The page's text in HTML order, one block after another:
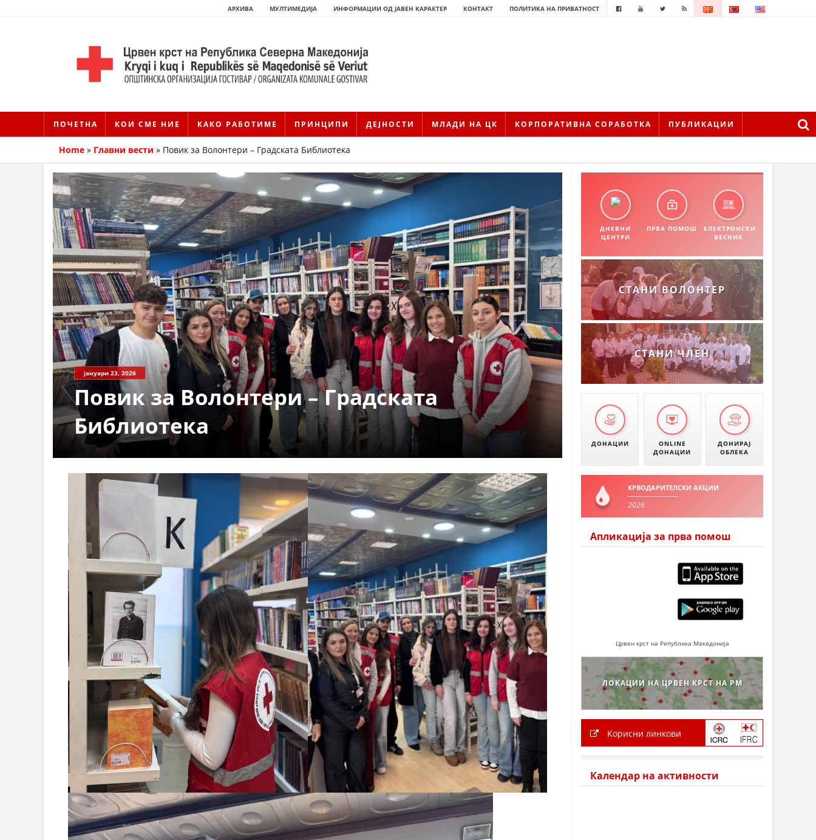
АРХИВА МУЛТИМЕДИЈА ИНФОРМАЦИИ ОД ЈАВЕН КАРАКТЕР КОНТАКТ ПОЛИТИКА НА ПРИВАТНОСТ
ПОЧЕТНА КОИ СМЕ НИЕ КАКО РАБОТИМЕ ПРИНЦИПИ ДЕЈНОСТИ МЛАДИ НА ЦК КОРПОРАТИВНА СОРАБОТКА ПУБЛИКАЦИИ
HISTORIA E KRYQIT TË KUQ
ИСТОРИЈАТ НА ДВИЖЕЊЕТО
СТРУКТУРА НА ОРГАНИЗАЦИЈАТА
КОНТАКТ ИНФОРМАЦИИ
ЧЛЕНСТВО ВО ПРОФЕСИОНАЛНИ ТЕЛА
ЗАКОН ЗА ЦКРМ
СТАТУТ НА ЦКРМ
РАКОВОДЕН ОДБОР
СОБРАНИЕ
СТРУКТУРА И ОРГАНИЗАЦИОНА ПОСТАВЕНОСТ
ДИСЕМИНАЦИЈА
MЕЃУНАРОДНО ХУМАНИТАРНО ПРАВО
ПРОМОЦИЈА НА ХУМАНИ ВРЕДНОСТИ
УПОТРЕБА И ЗАШТИТА НА АМБЛЕМОТ
СОЦИЈАЛНО ХУМАНИТАРНА ДЕЈНОСТ
КАКО ДА ДОНИРАТЕ
ПОДГОТВЕНОСТ И ДЕЈСТВО ПРИ КАТАСТРОФИ
ТИМОВИ НА ООЦК
СПАСИТЕЛНА СТАНИЦА ВОДНО
ПРОЕКТИ – ПОДГОТВЕНОСТ И ДЕЈСТВУВАЊЕ ПРИ КАТАСТРОФИ
ОДНОСИ СО ЈАВНОСТ
ИСТРАЖУВАЊЕ НА ЈАВНО МИСЛЕЊЕ
МЕЃУНАРОДНА СОРАБОТКА
Home » Главни вести » Повик за Волонтери – Градската Библиотека
јануари 23, 2026
Повик за Волонтери – Градската
Библиотека
ДНЕВНИ
ЦЕНТРИ
ПРВА ПОМОШ
ЕЛЕКТРОНСКИ
ВЕСНИК
СТАНИ ВОЛОНТЕР
СТАНИ ЧЛЕН
ДОНАЦИИ
ONLINE
ДОНАЦИИ
ДОНИРАЈ
ОБЛЕКА
КРВОДАРИТЕЛСКИ АКЦИИ
2026
Апликација за прва помош
Црвен крст на Република Македонија
ЛОКАЦИИ НА ЦРВЕН КРСТ НА РМ
Корисни линкови
Календар на активности